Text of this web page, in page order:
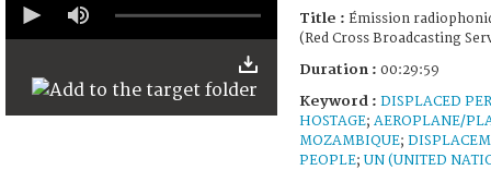
seconds
Title : Émission
(Red Cross Broadcasting
Duration : 00:29:59
Keyword : DISPLACED
HOSTAGE; AEROPLANE/
MOZAMBIQUE;
PEOPLE; UN (UNITED